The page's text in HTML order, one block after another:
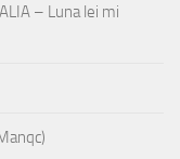
– Luna lei mi